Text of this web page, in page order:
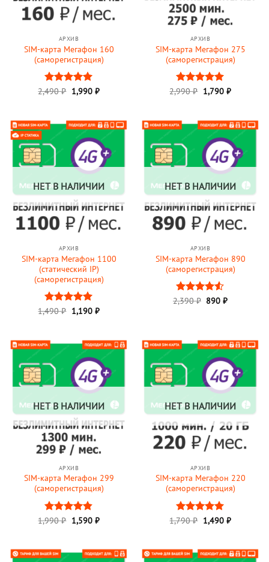
АРХИВ
SIM-карта Мегафон 160
(саморегистрация)
Оценка5
2,490₽ Первоначальная
цена
1,990 ₽Текущая
АРХИВ
SIM-карта Мегафон 275
(саморегистрация)
Оценка5
2,990₽ Первоначальная
цена
1,790 ₽Текущая
НЕТ В НАЛИЧИИ
АРХИВ
SIM-карта Мегафон 1100
(статический IP)
(саморегистрация)
Оценка5
1,490₽ Первоначальная
цена
1,190 ₽Текущая
НЕТ В НАЛИЧИИ
АРХИВ
SIM-карта Мегафон 890
(саморегистрация)
Оценка
2,390₽ Первоначальная
890₽Текущая
НЕТ В НАЛИЧИИ
АРХИВ
SIM-карта Мегафон 299
(саморегистрация)
Оценка
1,990₽ Первоначальная
цена
1,590 ₽Текущая
НЕТ В НАЛИЧИИ
АРХИВ
SIM-карта Мегафон 220
(саморегистрация)
Оценка5
1,790₽ Первоначальная
цена
1,490 ₽Текущая